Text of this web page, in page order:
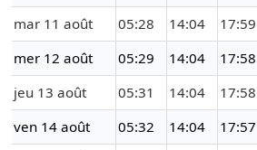
mar 11 août
05:28 14:04 17:59
mer 12 août
05:29 14:04 17:58
jeu 13 août
05:31 14:04 17:58
ven 14 août
05:32 14:04 17:57